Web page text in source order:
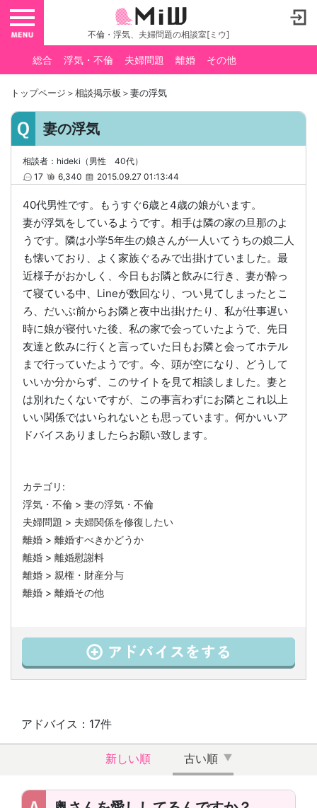
toggle navigation
不倫・浮気、夫婦問題の相談室[ミウ]
総合 浮気・不倫 夫婦問題 離婚 その他
トップページ ＞相談掲示板 ＞妻の浮気
妻の浮気
相談者：hideki（男性 40代）
17
6,340 2015.09.27 01:13:44
40代男性です。もうすぐ6歳と4歳の娘がいます。
妻が浮気をしているようです。相手は隣の家の旦那のよ
うです。隣は小学5年生の娘さんが一人いてうちの娘二人
も懐いており、よく家族ぐるみで出掛けていました。最
近様子がおかしく、今日もお隣と飲みに行き、妻が酔っ
て寝ている中、Lineが数回なり、つい見てしまったとこ
ろ、だいぶ前からお隣と夜中出掛けたり、私が仕事遅い
時に娘が寝付いた後、私の家で会っていたようで、先日
友達と飲みに行くと言っていた日もお隣と会ってホテル
まで行っていたようです。今、頭が空になり、どうして
いいか分からず、このサイトを見て相談しました。妻と
は別れたくないですが、この事言わずにお隣とこれ以上
いい関係ではいられないとも思っています。何かいいア
ドバイスありましたらお願い致します。
カテゴリ:
浮気・不倫 > 妻の浮気・不倫
夫婦問題 > 夫婦関係を修復したい
離婚 > 離婚すべきかどうか
離婚 > 離婚慰謝料
離婚 > 親権・財産分与
離婚 > 離婚その他
アドバイス：17件
新しい順 古い順